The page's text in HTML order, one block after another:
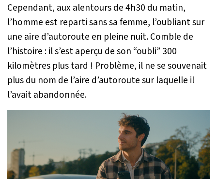
Cependant, aux alentours de 4h30 du matin,
l’homme est reparti sans sa femme, l’oubliant sur
une aire d’autoroute en pleine nuit. Comble de
l’histoire : il s’est aperçu de son “oubli” 300
kilomètres plus tard ! Problème, il ne se souvenait
plus du nom de l’aire d’autoroute sur laquelle il
l’avait abandonnée.